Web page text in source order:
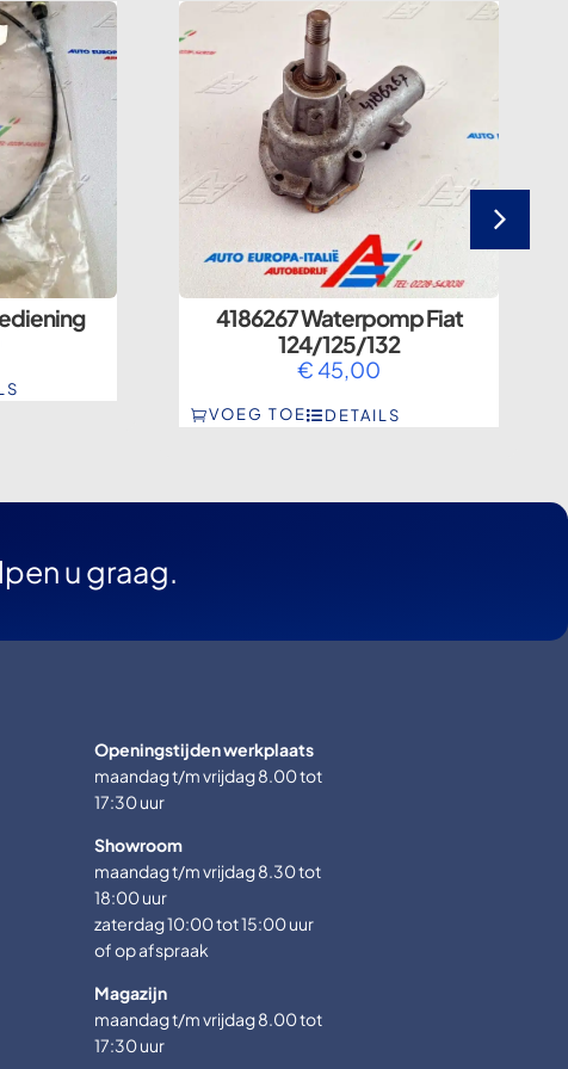
4186267 Waterpomp Fiat
124/125/132
€45,00
VOEG TOE DETAILS
u graag.
Openingstijden werkplaats
maandag t/m vrijdag 8.00 tot
17:30 uur
Showroom
maandag t/m vrijdag 8.30 tot
18:00 uur
zaterdag 10:00 tot 15:00 uur
of op afspraak
Magazijn
maandag t/m vrijdag 8.00 tot
17:30 uur